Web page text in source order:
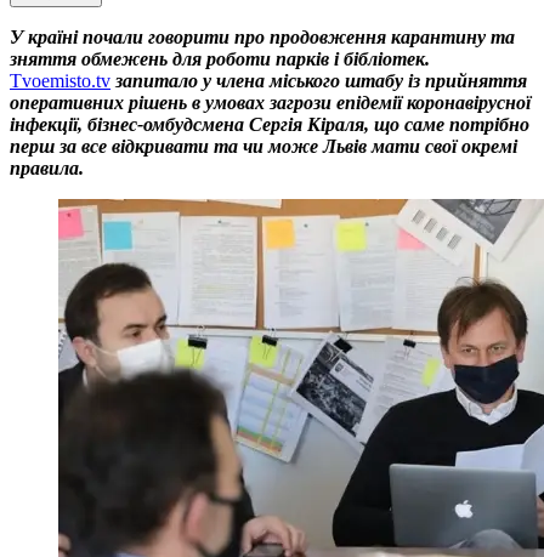
У країні почали говорити про продовження карантину та
зняття обмежень для роботи парків і бібліотек.
Tvoemisto.tv запитало у члена міського штабу із прийняття
оперативних рішень в умовах загрози епідемії коронавірусної
інфекції, бізнес-омбудсмена Сергія Кіраля, що саме потрібно
перш за все відкривати та чи може Львів мати свої окремі
правила.